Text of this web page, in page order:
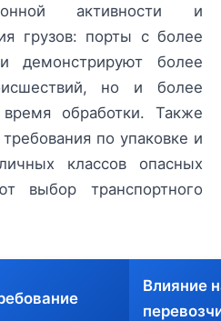
активности и
грузов: порты с более
демонстрируют более
но и более
обработки. Также
по упаковке и
классов опасных
выбор транспортного
Влияние